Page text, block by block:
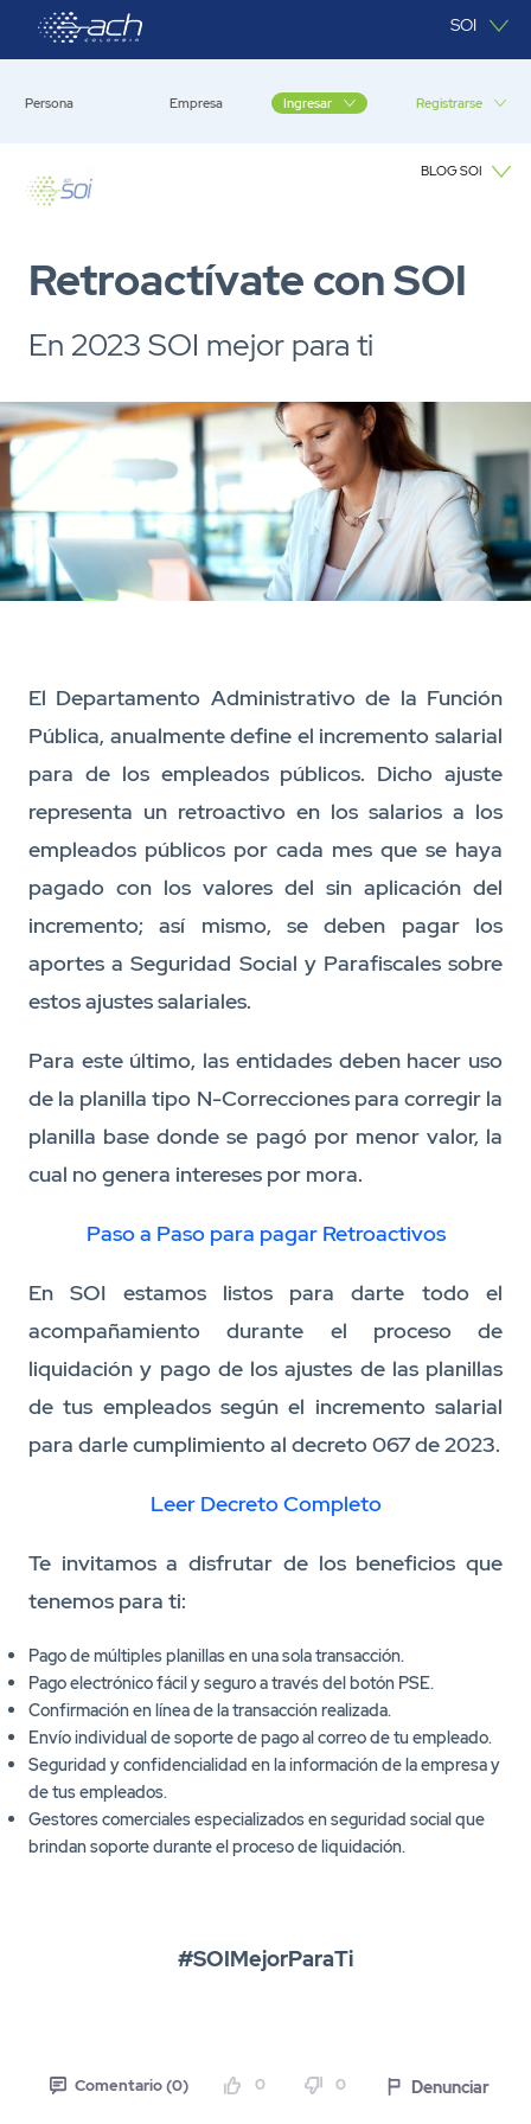
Saltar al contenido principal SOI
Persona Empresa Ingresar Registrarse
BLOG SOI
Retroactívate con SOI
En 2023 SOI mejor para ti
El Departamento Administrativo de la Función
Pública, anualmente define el incremento salarial
para de los empleados públicos. Dicho ajuste
representa un retroactivo en los salarios a los
empleados públicos por cada mes que se haya
pagado con los valores del sin aplicación del
incremento; así mismo, se deben pagar los
aportes a Seguridad Social y Parafiscales sobre
estos ajustes salariales.
Para este último, las entidades deben hacer uso
de la planilla tipo N-Correcciones para corregir la
planilla base donde se pagó por menor valor, la
cual no genera intereses por mora.
Paso a Paso para pagar Retroactivos
En SOI estamos listos para darte todo el
acompañamiento durante el proceso de
liquidación y pago de los ajustes de las planillas
de tus empleados según el incremento salarial
para darle cumplimiento al decreto 067 de 2023.
Leer Decreto Completo
Te invitamos a disfrutar de los beneficios que
tenemos para ti:
Pago de múltiples planillas en una sola transacción.
Pago electrónico fácil y seguro a través del botón PSE.
Confirmación en línea de la transacción realizada.
Envío individual de soporte de pago al correo de tu empleado.
Seguridad y confidencialidad en la información de la empresa y
de tus empleados.
Gestores comerciales especializados en seguridad social que
brindan soporte durante el proceso de liquidación.
#SOIMejorParaTi
Comentario (0) 0 0 Denunciar